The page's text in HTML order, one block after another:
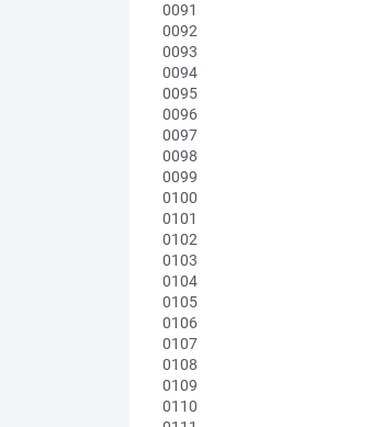
0091
0092
0093
0094
0095
0096
0097
0098
0099
0100
0101
0102
0103
0104
0105
0106
0107
0108
0109
0110